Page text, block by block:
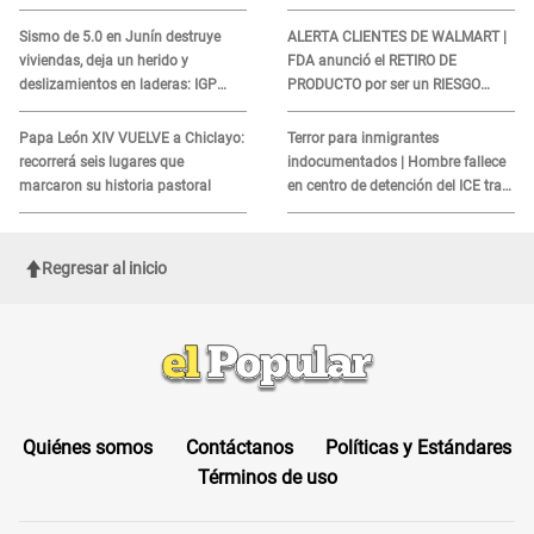
Sismo de 5.0 en Junín destruye
viviendas, deja un herido y
deslizamientos en laderas: IGP
alerta sobre posibles réplicas
Papa León XIV VUELVE a Chiclayo:
recorrerá seis lugares que
marcaron su historia pastoral
ALERTA CLIENTES DE WALMART |
FDA anunció el RETIRO DE
PRODUCTO por ser un RIESGO
MORTAL para consumidores: ¿Cuál
es?
Terror para inmigrantes
indocumentados | Hombre fallece
en centro de detención del ICE tras
sufrir una "emergencia médica"
Regresar al inicio
Quiénes somos Contáctanos
Políticas y Estándares
Términos de uso